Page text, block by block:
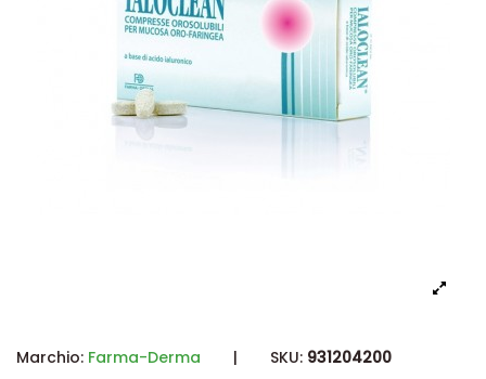
Marchio: Farma-Derma | SKU: 931204200